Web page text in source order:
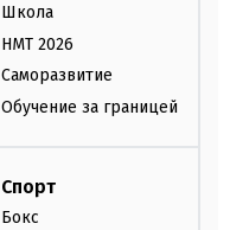
Школа
НМТ 2026
Саморазвитие
Обучение за границей
Спорт
Бокс